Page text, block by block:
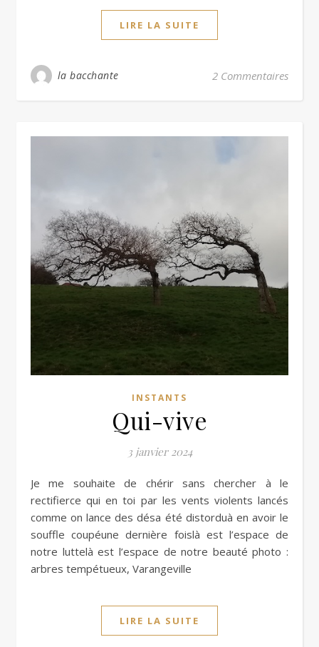
LIRE LA SUITE
la bacchante 2 Commentaires
INSTANTS
Qui-vive
3 janvier 2024
Je me souhaite de chérir sans chercher à le
rectifierce qui en toi par les vents violents lancés
comme on lance des désa été distorduà en avoir le
souffle coupéune dernière foislà est l’espace de
notre luttelà est l’espace de notre beauté photo :
arbres tempétueux, Varangeville
LIRE LA SUITE